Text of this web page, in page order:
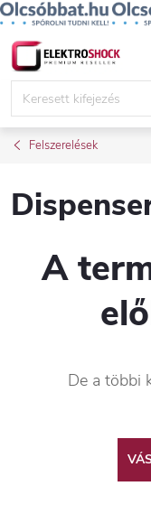
Ugrás
Felszerelések
A
De a többi